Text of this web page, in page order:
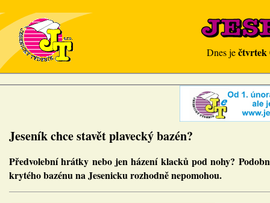
Dnes ječtvrtek
Jeseník chce stavět plavecký bazén?
Předvolební hrátky nebo jen házení klacků pod nohy?
krytého bazénu na Jesenicku rozhodně nepomohou.